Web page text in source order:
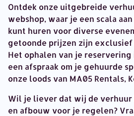
Ontdek onze uitgebreide
webshop, waar je een scala
kunt huren voor diverse
getoonde prijzen zijn
Het ophalen van je reservering
een afspraak om je gehuurde
onze loods van MA05 Rentals,
Wil je liever dat wij de verhuur
en afbouw voor je regelen?